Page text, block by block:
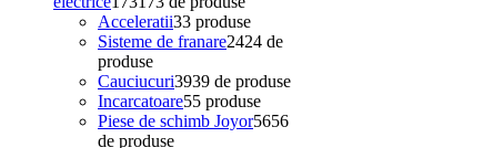
Acceleratii33 produse
Sisteme de franare2424 de
produse
Cauciucuri3939 de produse
Incarcatoare55 produse
Piese de schimb Joyor5656
de produse